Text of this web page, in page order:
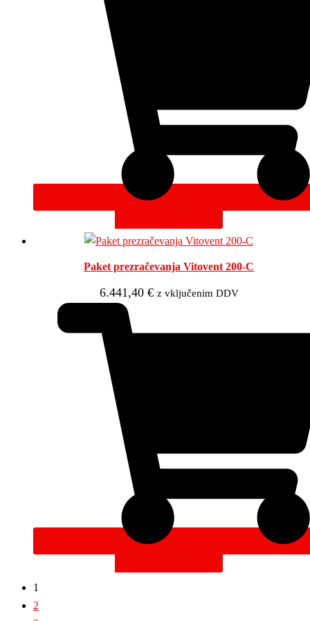
Paket prezračevanja Vitovent 200-C
6.441,40 € z vključenim DDV
1
2